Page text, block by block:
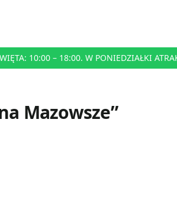
10:00 – 18:00. W PONIEDZIAŁKI
Mazowsze”